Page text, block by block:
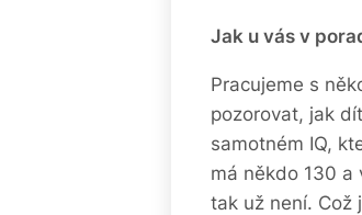
Jak u vás v
Pracujeme s
pozorovat, jak
samotném IQ,
má někdo 130 a
tak už není. Což